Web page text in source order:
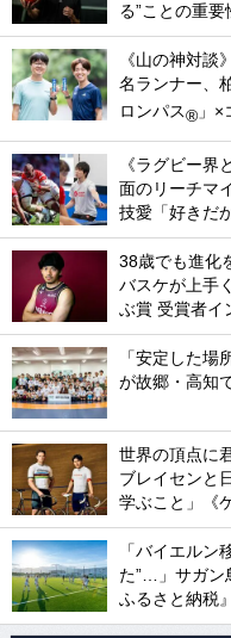
る”ことの重要
《山の神対談
名ランナー、
ロンパス® 」
《ラグビー界
面のリーチマ
技愛「好きだ
38歳でも進化
バスケが上手
ぶ賞 受賞者イ
「安定した場
が故郷・高知
世界の頂点に
ブレイセンと
学ぶこと」《
「バイエルン
た”…」サガン
ふるさと納税』